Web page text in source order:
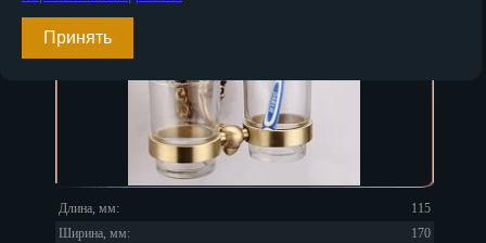
Длина, мм:
115
Ширина, мм:
170
Принять